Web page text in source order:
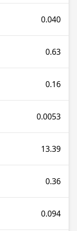
0.040
0.63
0.16
0.0053
13.39
0.36
0.094